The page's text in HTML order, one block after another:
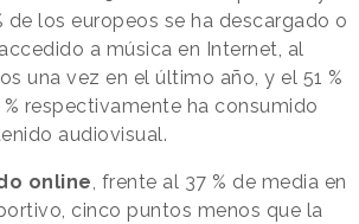
de los europeos se ha descargado o
a música en Internet, al
una vez en el último año, y el 51 %
respectivamente ha consumido
audiovisual.
online, frente al 37 % de media en
cinco puntos menos que la